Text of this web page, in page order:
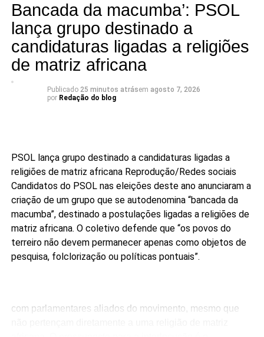
Bancada da macumba’: PSOL
lança grupo destinado a
candidaturas ligadas a religiões
de matriz africana
Publicado 25 minutos atrásem agosto 7, 2026
por Redação do blog
PSOL lança grupo destinado a candidaturas ligadas a
religiões de matriz africana Reprodução/Redes sociais
Candidatos do PSOL nas eleições deste ano anunciaram a
criação de um grupo que se autodenomina “bancada da
macumba”, destinado a postulações ligadas a religiões de
matriz africana. O coletivo defende que “os povos do
terreiro não devem permanecer apenas como objetos de
pesquisa, folclorização ou políticas pontuais”.
com parlamentares aliados do movimento, mesmo que